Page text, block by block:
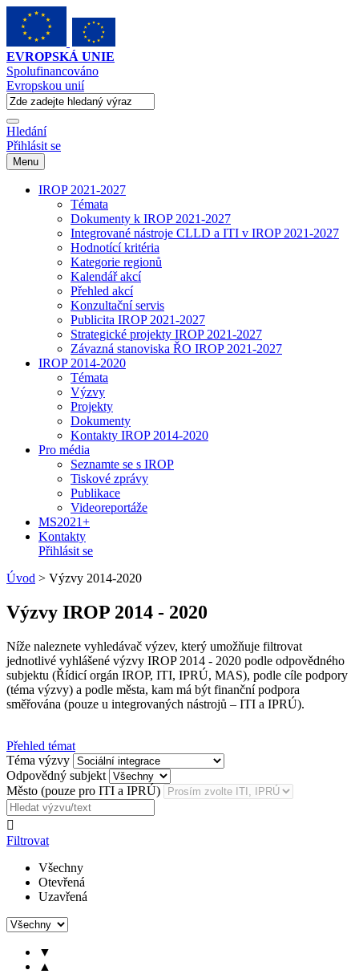
EVROPSKÁ UNIE
Spolufinancováno
Evropskou unií
Hledání
Přihlásit se
Menu
IROP 2021-2027
Témata
Dokumenty k IROP 2021-2027
Integrované nástroje CLLD a ITI v IROP 2021-2027
Hodnotící kritéria
Kategorie regionů
Kalendář akcí
Přehled akcí
Konzultační servis
Publicita IROP 2021-2027
Strategické projekty IROP 2021-2027
Závazná stanoviska ŘO IROP 2021-2027
IROP 2014-2020
Témata
Výzvy
Projekty
Dokumenty
Kontakty IROP 2014-2020
Pro média
Seznamte se s IROP
Tiskové zprávy
Publikace
Videoreportáže
MS2021+
Kontakty
Přihlásit se
Úvod > Výzvy 2014-2020
Výzvy IROP 2014 - 2020
Níže naleznete vyhledávač výzev, který umožňuje filtrovat
jednotlivé vyhlášené výzvy IROP 2014 - 2020 podle odpovědného
subjektu (Řídicí orgán IROP, ITI, IPRÚ, MAS), podle cíle podpory
(téma výzvy) a podle města, kam má být finanční podpora
směřována (pouze u integrovaných nástrojů – ITI a IPRÚ).
Přehled témat
Téma výzvy
Odpovědný subjekt
Město (pouze pro ITI a IPRÚ)

Filtrovat
Všechny
Otevřená
Uzavřená
▼
▲